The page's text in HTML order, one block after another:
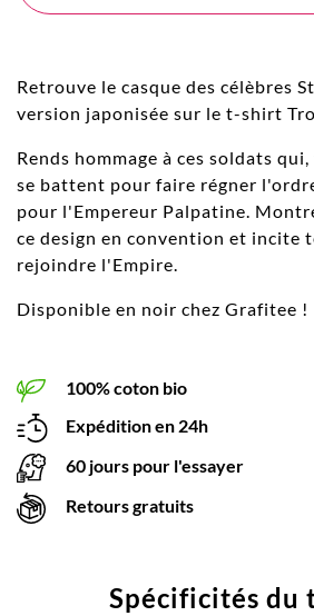
Retrouve le casque des célèbres
version japonisée sur le t-shirt
Rends hommage à ces soldats
se battent pour faire régner
pour l'Empereur Palpatine.
ce design en convention et incite
rejoindre l'Empire.
Disponible en noir chez Grafitee !
100% coton bio
Expédition en 24h
60 jours pour l'essayer
Retours gratuits
Spécificités du